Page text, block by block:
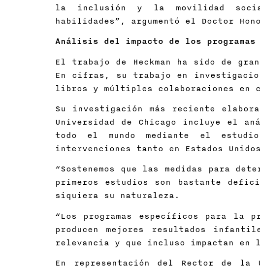
la inclusión y la movilidad social
habilidades”, argumentó el Doctor
Análisis del impacto de los
El trabajo de Heckman ha sido de
En cifras, su trabajo en
libros y múltiples colaboraciones en
Su investigación más reciente
Universidad de Chicago incluye el
todo el mundo mediante el
intervenciones tanto en Estados
“Sostenemos que las medidas para
primeros estudios son bastante
siquiera su naturaleza.
“Los programas específicos para la
producen mejores resultados
relevancia y que incluso impactan en
En representación del Rector de la